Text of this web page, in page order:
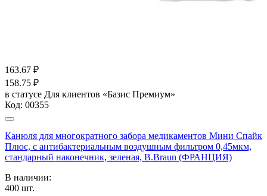
163.67 ₽
158.75 ₽
в статусе Для клиентов «Базис Премиум»
Код: 00355
Канюля для многократного забора медикаментов Мини Спайк
Плюс, с антибактериальным воздушным фильтром 0,45мкм,
стандарный наконечник, зеленая, B.Braun (ФРАНЦИЯ)
В наличии:
400 шт.